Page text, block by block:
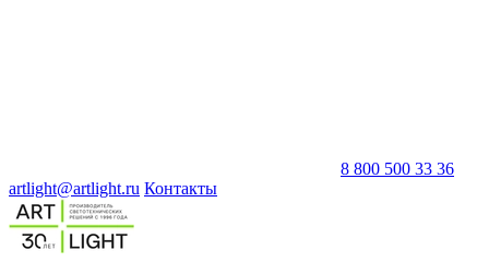
8 800 500 33 36
artlight@artlight.ru Контакты